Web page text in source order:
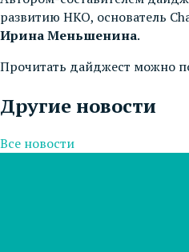
развитию НКО, основатель
Ирина Меньшенина.
Прочитать дайджест можно
Другие новости
Все новости